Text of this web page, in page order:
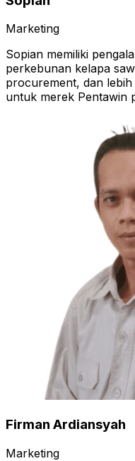
Marketing
Sopian memiliki
perkebunan kelapa
procurement, dan
untuk merek Pentawin
Firman Ardiansyah
Marketing